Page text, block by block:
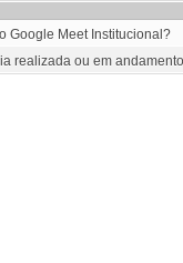
Google Meet Institucional?
realizada ou em